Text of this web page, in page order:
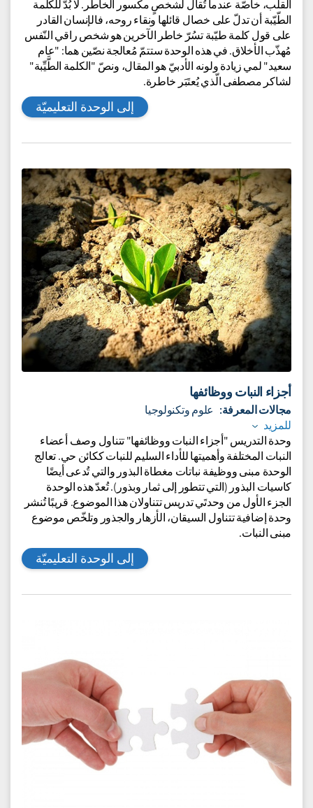
أثر الكلمة الطّيِّبة
مجالات المعرفة: أدب عربيّ للمدراس الدّرزيّة والشّركسيّة
للمزيد
تتناول هذه الوحدة، المُعدّة للصّف السّابع، موضوعة الكلمة
الطّيّبة وأثرها في السّامع أو المُتلقّي، ومدى تأَثيرها في الصّعيدين:
الفرديّ والمُجتمعيّ على حدٍّ سواء. للكلمة الطّيِّبة أبعاد عدّة، أَهمُّها
لُحمة أفراد المجتمع، فهي تُثلج الصّدر وتُطرّي المواقف، وتُبهج
القلب، خاصّة عندما تُقال لشخصٍ مكسور الخاطر. لا بُدَّ للكلمة
مُهذّب الأخلاق. في هذه الوحدة ستتمّ مُعالجة نصّين هما: "عام
سعيد" لمي زيادة ولونه الأدبيّ هو المقال، ونصّ "الكلمة الطَّيِّبة"
لشاكر مصطفى الّذي يُعتَبَر خاطرة.
إلى الوحدة التعليميّة
أجزاء النبات ووظائفها
مجالات المعرفة: علوم وتكنولوجيا
للمزيد
وحدة التدريس "أجزاء النبات ووظائفها" تتناول وصف أعضاء
النبات المختلفة وأهميتها للأداء السليم للنبات ككائن حي. تعالج
إلى الوحدة التعليميّة